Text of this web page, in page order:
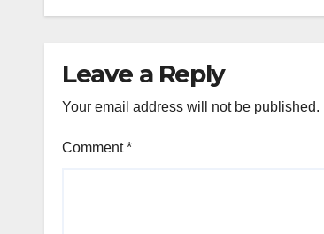
Leave a Reply
Your email address will not be published.
Comment*